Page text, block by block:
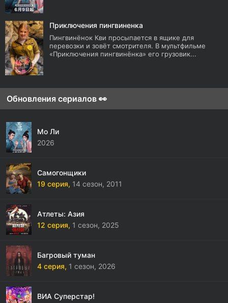
Приключения пингвиненка
Пингвинёнок Кви просыпается в ящике для
перевозки и зовёт смотрителя. В мультфильме
«Приключения пингвинёнка» его грузовик...
Обновления сериалов 👀
Мо Ли
2026
Самогонщики
19 серия, 14 сезон, 2011
Атлеты: Азия
12 серия, 1 сезон, 2025
Багровый туман
4 серия, 1 сезон, 2026
ВИА Суперстар!